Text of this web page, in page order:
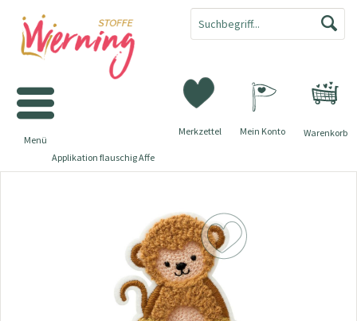
Warenkorb
Merkzettel Mein Konto
Menü
Applikation flauschig Affe